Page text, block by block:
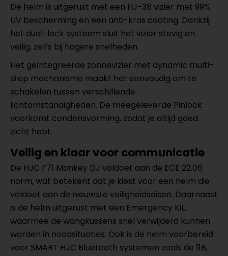
De helm is uitgerust met een HJ-38 vizier met 99%
UV bescherming en een anti-kras coating. Dankzij
het dual-lock systeem sluit het vizier stevig en
veilig, zelfs bij hogere snelheden.
Het geïntegreerde zonnevizier met dynamic multi-
step mechanisme maakt het eenvoudig om te
schakelen tussen verschillende
lichtomstandigheden. De meegeleverde Pinlock
voorkomt condensvorming, zodat je altijd goed
zicht hebt.
Veilig en klaar voor communicatie
De HJC F71 Monkey DJ voldoet aan de ECE 22.06
norm, wat betekent dat je kiest voor een helm die
voldoet aan de nieuwste veiligheidseisen. Daarnaast
is de helm uitgerust met een Emergency Kit,
waarmee de wangkussens snel verwijderd kunnen
worden in noodsituaties. Ook is de helm voorbereid
voor SMART HJC Bluetooth systemen zoals de 11B,